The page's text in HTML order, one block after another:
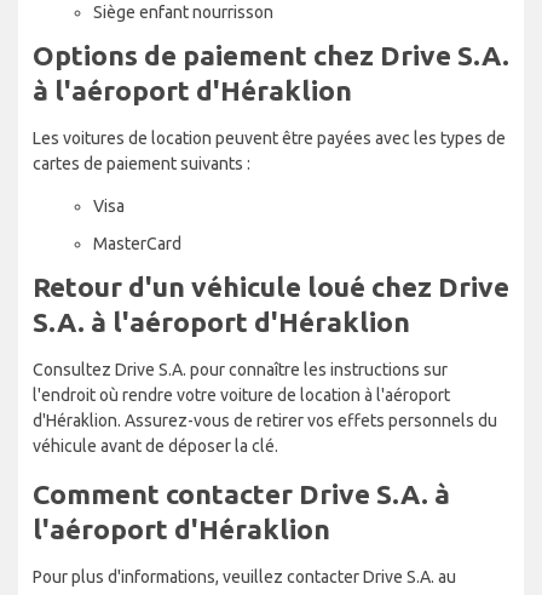
Siège enfant nourrisson
Options de paiement chez Drive S.A.
à l'aéroport d'Héraklion
Les voitures de location peuvent être payées avec les types de
cartes de paiement suivants :
Visa
MasterCard
Retour d'un véhicule loué chez Drive
S.A. à l'aéroport d'Héraklion
Consultez Drive S.A. pour connaître les instructions sur
l'endroit où rendre votre voiture de location à l'aéroport
d'Héraklion. Assurez-vous de retirer vos effets personnels du
véhicule avant de déposer la clé.
Comment contacter Drive S.A. à
l'aéroport d'Héraklion
Pour plus d'informations, veuillez contacter Drive S.A. au